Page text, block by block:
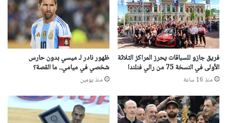
فريق جازو للسباقات يحرز المراكز الثلاثة
الأولى في النسخة 75 من رالي فنلندا
منذ 16 ساعة
ظهور نادر لـ ميسي بدون حارس
شخصي في ميامي.. ما القصة؟
منذ يومين